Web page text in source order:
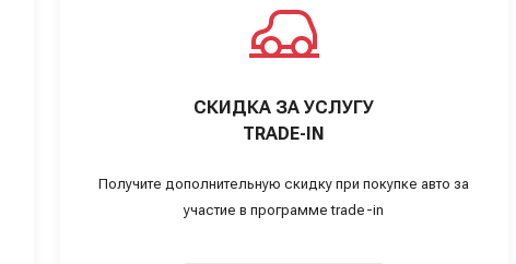
СКИДКА ЗА УСЛУГУ
TRADE-IN
Получите дополнительную скидку при покупке авто за
участие в программе trade-in